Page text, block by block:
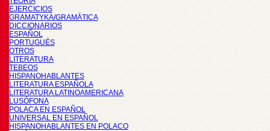
EJERCICIOS
GRAMATYKA/GRAMÁTICA
DICCIONARIOS
ESPAÑOL
PORTUGUÉS
OTROS
LITERATURA
TEBEOS
HISPANOHABLANTES
LITERATURA ESPAÑOLA
LITERATURA LATINOAMERICANA
LUSÓFONA
POLACA EN ESPAÑOL
UNIVERSAL EN ESPAÑOL
HISPANOHABLANTES EN POLACO